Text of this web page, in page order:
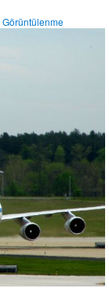
Görüntülenme